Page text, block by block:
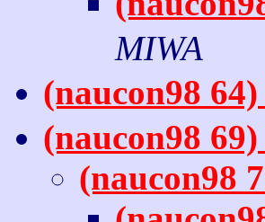
MIWA
(naucon98
(naucon98
(naucon98